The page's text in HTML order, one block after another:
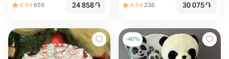
4.94659 24 858֏ 4.94236 30 075֏
-40%